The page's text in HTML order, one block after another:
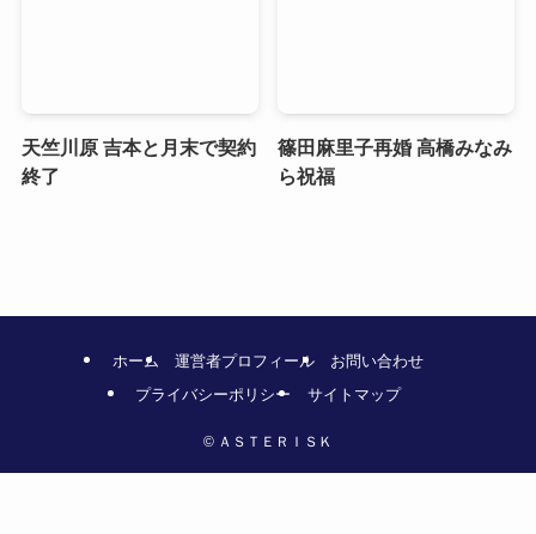
天竺川原 吉本と月末で契約
終了
篠田麻里子再婚 高橋みなみ
ら祝福
ホーム 運営者プロフィール
お問い合わせ
プライバシーポリシー
サイトマップ
© ＡＳＴＥＲＩＳＫ